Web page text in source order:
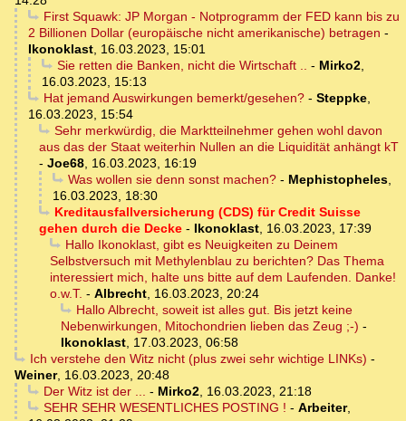
First Squawk: JP Morgan - Notprogramm der FED kann bis zu
2 Billionen Dollar (europäische nicht amerikanische) betragen -
Ikonoklast 16.03.2023, 15:01
Sie retten die Banken, nicht die Wirtschaft ..
- Mirko2,
16.03.2023, 15:13
Hat jemand Auswirkungen bemerkt/gesehen?- Steppke,
16.03.2023, 15:54
Sehr merkwürdig, die Marktteilnehmer gehen wohl davon
aus das der Staat weiterhin Nullen an die Liquidität anhängt kT
- Joe68 16.03.2023, 16:19
Was wollen sie denn sonst machen?- Mephistopheles,
16.03.2023, 18:30
Kreditausfallversicherung (CDS) für Credit Suisse
gehen durch die Decke - Ikonoklast 16.03.2023, 17:39
Hallo Ikonoklast, gibt es Neuigkeiten zu Deinem
Selbstversuch mit Methylenblau zu berichten? Das Thema
interessiert mich, halte uns bitte auf dem Laufenden. Danke!
o.w.T. - Albrecht 16.03.2023, 20:24
Hallo Albrecht, soweit ist alles gut. Bis jetzt keine
Nebenwirkungen, Mitochondrien lieben das Zeug ;-) -
Ikonoklast 17.03.2023, 06:58
Ich verstehe den Witz nicht (plus zwei sehr wichtige LINKs) -
Weiner, 16.03.2023, 20:48
Der Witz ist der ...
- Mirko2, 16.03.2023, 21:18
SEHR SEHR WESENTLICHES POSTING ! - Arbeiter,